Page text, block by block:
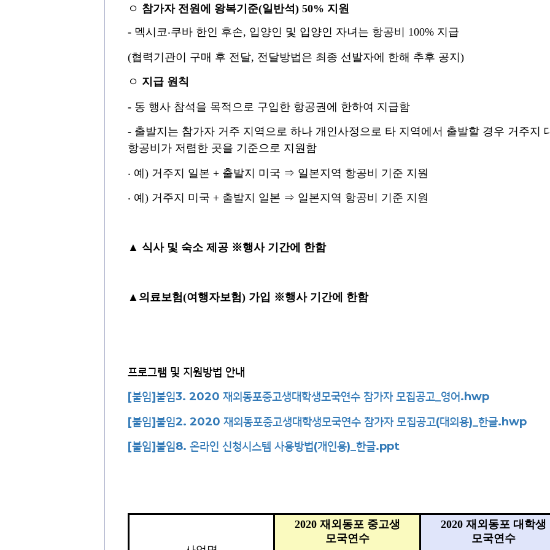
ㅇ 참가자 전원에 왕복기준(일반석 ) 50% 지원
- 멕시코‧쿠바 한인 후손, 입양인 및 입양인 자녀는 항공비 100% 지급
(협 력기관이 구매 후 전달, 전달방법은 최종 선발자에 한해 추후 공지)
ㅇ 지급 원칙
- 동 행사 참석을 목적으로 구입한 항공권에 한하여 지급함
- 출발지는 참가자 거주 지역으로 하나 개인사정으로 타 지역에서 출발할 경우 거주지
항공비가 저렴한 곳을 기준으로 지원함
‧ 예) 거주지 일본 + 출발지 미국 ⇒ 일본지역 항공비 기준 지원
‧ 예 ) 거주지 미국 + 출발지 일본 ⇒ 일본지역 항공비 기준 지원
▲ 식사 및 숙소 제공 ※행사 기간에 한함
▲ 의료보험(여행자보험) 가입 ※행사 기간에 한함
프로그램 및 지원방법 안내
[붙임]붙임3. 2020 재외동포중고생대학생모국연수 참가자 모집공고_영어.hwp
[붙임]붙임2. 2020 재외동포중고생대학생모국연수 참가자 모집공고(대외용)_한글.hwp
[붙임]붙임8. 온라인 신청시스템 사용방법(개인용)_한글.ppt
2020 재외동포 중고생
모국연수
2020 재외동포 대학생
모국연수